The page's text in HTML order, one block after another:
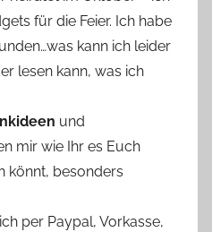
für die Feier. Ich habe
kann ich leider
lesen kann, was ich
und
mir wie Ihr es Euch
könnt, besonders
per Paypal, Vorkasse,